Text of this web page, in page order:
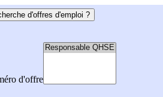
d'offres d'emploi ?
d'offre